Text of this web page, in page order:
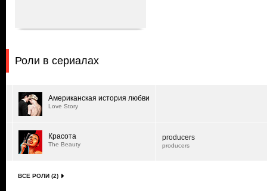
Роли в сериалах
Американская история любви
Love Story
Красота
The Beauty
producers
producers
ВСЕ РОЛИ (2)